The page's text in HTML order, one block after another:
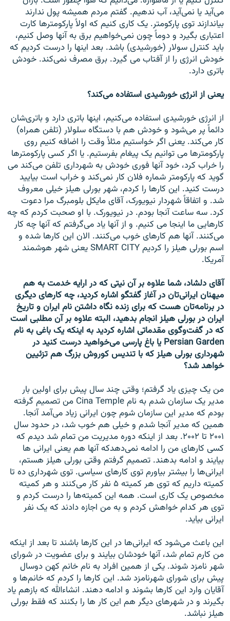
می‌آيد يا نمی‌آيد، آب ندهيم. گفتم مردم هميشه پول ندارند
بياندازند توی پارکومتر. يک کاری کنيم که اولاً پارکومترها کارت
اعتباری بگيرد و دوماً چون نمی‌خواهيم برق به آنها وصل کنيم،
بايد کنترل سولار (خورشيدی) باشد. بعد اينها را درست کرديم که
خودش انرژی را از آفتاب می گيرد. برق مصرف نمی‌کند. خودش
باتری دارد.
يعنی از انرژی خورشيدی استفاده می‌کند؟
از انرژی خورشيدی استفاده می‌کنيم، اینها باتری دارد و باتری‌شان
دائماً پر می‌شود و خودش هم با دستگاه سلولار (تلفن همراه)
کار می‌کند. يعنی اگر خواستيم مثلاً وقت را اضافه کنيم روی
پارکومترها می توانيم يک پيغام بفرستيم. يا اگر کسی پارکومترها
را خراب کرد، خود آنها فوری خودش به شهرداری تلفن می‌کند می
گويد که پارکومتر شماره فلان کار نمی‌کند و خراب است بياييد
درست کنيد. اين کارها را کردم، شهر بورلی هيلز خيلی معروف
شد. و اتفاقاً شهردار نيويورک، آقای مايکل بلومبرگ مرا دعوت
کرد. سه ساعت آنجا بودم. در نيويورک. با او صحبت کردم که چه
کارهايی ما اينجا می کنيم. و از آنها ياد می‌گرفتم که آنها چه کار
می‌کنند. آنها هم کارهای خوب می‌کنند. الان اين کارها شده و
اسم بورلی هيلز را کرديم SMART CITY يعنی شهر هوشمند
آمريکا.
آقای دلشاد، شما علاوه بر آن نيتی که در ارایه خدمت به هم
ميهنان ايرانی‌تان در آغاز گفتگو اشاره کرديد، چه کارهای ديگری
در برنامه‌تان هست که برای زنده نگاه داشتن نام ايران و تاريخ
ايران در بورلی هيلز انجام بدهيد، البته علاوه بر آن مطلبی است
که در گفت‌وگوی مقدماتی اشاره کرديد به اينکه يک باغی به نام
Persian Garden يا باغ پارسی می‌خواهيد درست کنيد در
شهرداری بورلی هيلز که با تنديس کوروش بزرگ هم تزئیين
خواهد شد؟
من يک چيزی ياد گرفتم؛ وقتی چند سال پيش برای اولين بار
مدير يک سازمان شدم به نام Cina Temple من تصميم گرفته
بودم که مدير اين سازمان شوم چون ايرانی زياد می‌آمد آنجا.
همين که مدير آنجا شدم و خيلی هم خوب شد، در حدود سال
۲۰۰۱ تا ۲۰۰۲. بعد از اينکه دوره مدیریت من تمام شد ديدم که
کسی کارهای من را ادامه نمی‌دهدکه آنها هم يعنی ايرانی ها
بيايند و ادامه بدهند. تصميم گرفتم وقتی بورلی هيلز هستم،
ايرانی‌ها را بيشتر بياورم توی کارهای سياسی. توی شهرداری ده تا
کميته داريم که توی هر کميته ۵ نفر کار می‌کنند و هر کميته
مخصوص يک کاری است. همه اين کميته‌ها را درست کردم و
توی هر کدام خواهش کردم و به من اجازه دادند که يک نفر
ايرانی بيايد.
اين باعث می‌شود که ايرانی‌ها در اين کارها باشند تا بعد از اينکه
من کارم تمام شد، آنها خودشان بيايند و برای عضويت در شورای
شهر نامزد شوند. يکی از همين افراد به نام خانم کهن دوسال
پیش برای شورای شهرنامزد شد. اين کارها را کردم که خانم‌ها و
آقايان وارد اين کارها بشوند و ادامه دهند. انشاءالله که بازهم ياد
بگيرند و در شهرهای ديگر هم اين کار ها را بکنند که فقط بورلی
هيلز نباشد.